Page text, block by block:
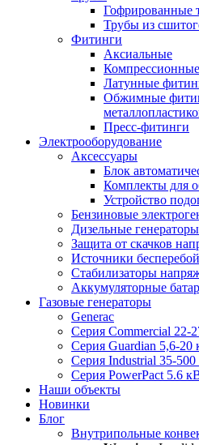
Гофрированные
Трубы из
Фитинги
Аксиальные
Компрессионные
Латунные
Обжимные
Пресс-фитинги
Электрооборудование
Аксессуары
Блок
Комплекты для
Устройство
Бензиновые
Дизельные генераторы
Защита от скачков
Источники
Стабилизаторы
Аккумуляторные
Газовые генераторы
Generac
Серия Commercial 22-
Серия Guardian 5,6-20
Серия Industrial 35-
Серия PowerPact 5.6
Наши объекты
Новинки
Блог
Внутрипольные